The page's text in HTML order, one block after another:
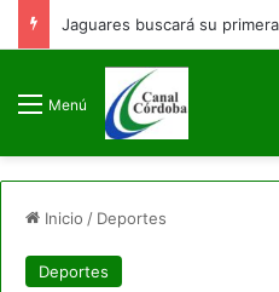
Menú
Inicio / Deportes
Deportes